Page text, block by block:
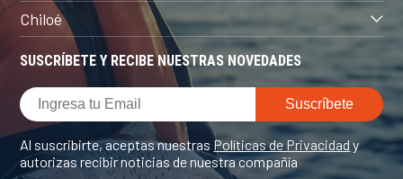
SUSCRÍBETE Y RECIBE NUESTRAS NOVEDADES
Al suscribirte, aceptas nuestras Políticas de Privacidady
autorizas recibir noticias de nuestra compañía
Chiloé